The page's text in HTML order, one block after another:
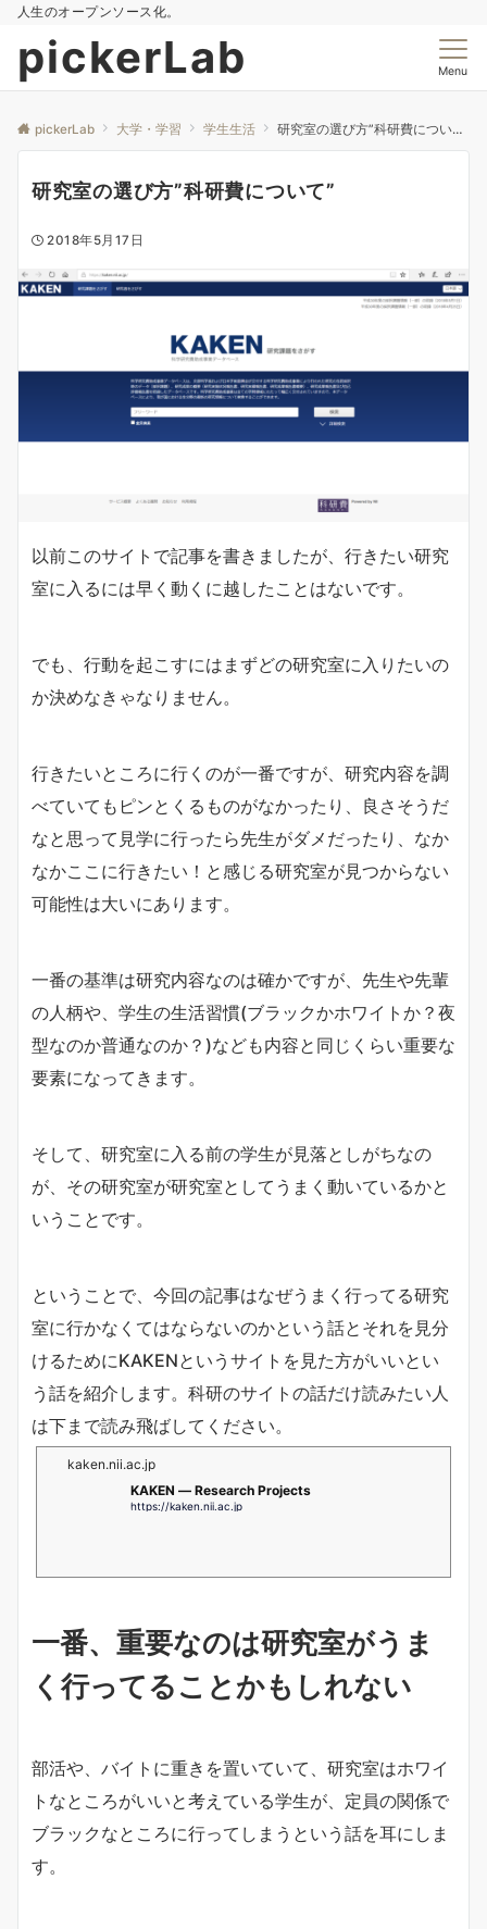
人生のオープンソース化。
pickerLab Menu
pickerLab 大学・学習 学生生活 研究室の選び方”科研費について”
研究室の選び方”科研費について”
2018年5月17日
以前このサイトで記事を書きましたが、行きたい研究
室に入るには早く動くに越したことはないです。
でも、行動を起こすにはまずどの研究室に入りたいの
か決めなきゃなりません。
行きたいところに行くのが一番ですが、研究内容を調
べていてもピンとくるものがなかったり、良さそうだ
なと思って見学に行ったら先生がダメだったり、なか
なかここに行きたい！と感じる研究室が見つからない
可能性は大いにあります。
一番の基準は研究内容なのは確かですが、先生や先輩
の人柄や、学生の生活習慣(ブラックかホワイトか？夜
型なのか普通なのか？)なども内容と同じくらい重要な
要素になってきます。
そして、研究室に入る前の学生が見落としがちなの
が、その研究室が研究室としてうまく動いているかと
いうことです。
ということで、今回の記事はなぜうまく行ってる研究
室に行かなくてはならないのかという話とそれを見分
けるためにKAKENというサイトを見た方がいいとい
う話を紹介します。科研のサイトの話だけ読みたい人
は下まで読み飛ばしてください。
kaken.nii.ac.jp
KAKEN — Research Projects
https://kaken.nii.ac.jp
一番、重要なのは研究室がうま
く行ってることかもしれない
部活や、バイトに重きを置いていて、研究室はホワイ
トなところがいいと考えている学生が、定員の関係で
ブラックなところに行ってしまうという話を耳にしま
す。